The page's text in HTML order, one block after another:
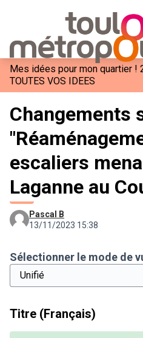
Mes idées pour mon quartier !
TOUTES VOS IDEES
Changements
escaliers
Laganne au
Pascal B
13/11/2023 15:38
Sélectionner le mode de
Titre (Français)